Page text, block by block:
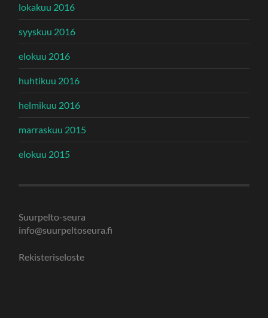
lokakuu 2016
syyskuu 2016
elokuu 2016
huhtikuu 2016
helmikuu 2016
marraskuu 2015
elokuu 2015
Suurpelto-seura
info@suurpeltoseura.fi
Rekisteriseloste